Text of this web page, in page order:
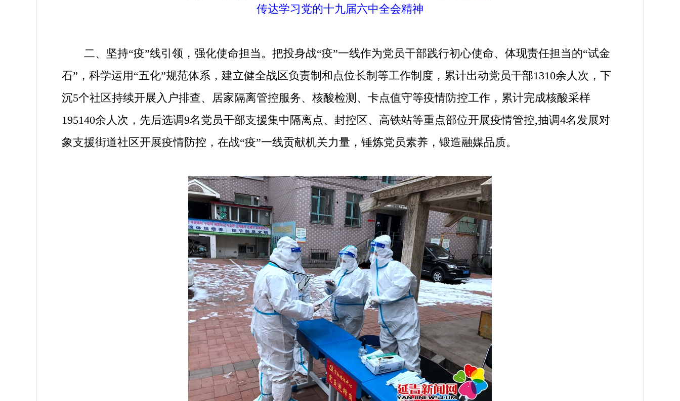
传达学习党的十九届六中全会精神
二、坚持“疫”线引领，强化使命担当。把投身战“疫”一线作为党员干部践行初心使命、体现责任担当的“试金
石”，科学运用“五化”规范体系，建立健全战区负责制和点位长制等工作制度，累计出动党员干部1310余人次，下
沉5个社区持续开展入户排查、居家隔离管控服务、核酸检测、卡点值守等疫情防控工作，累计完成核酸采样
195140余人次，先后选调9名党员干部支援集中隔离点、封控区、高铁站等重点部位开展疫情管控,抽调4名发展对
象支援街道社区开展疫情防控，在战“疫”一线贡献机关力量，锤炼党员素养，锻造融媒品质。